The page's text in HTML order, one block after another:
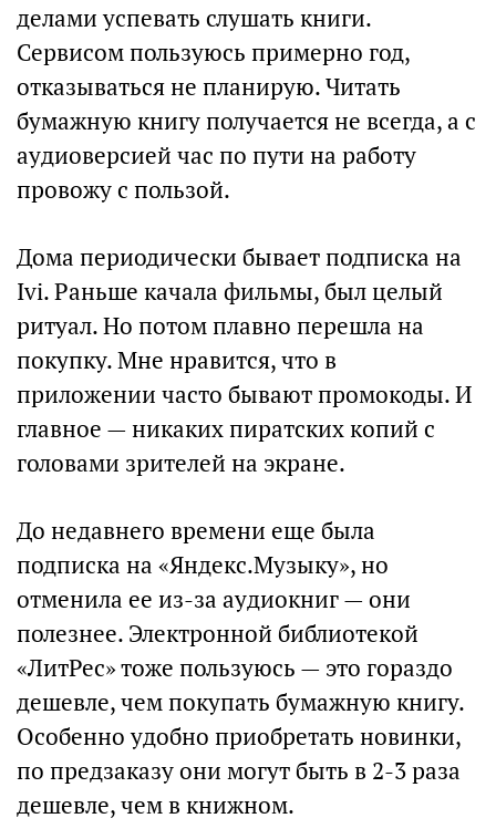
делами успевать слушать книги.
Сервисом пользуюсь примерно год,
отказываться не планирую. Читать
бумажную книгу получается не всегда, а с
аудиоверсией час по пути на работу
провожу с пользой.
Дома периодически бывает подписка на
Ivi. Раньше качала фильмы, был целый
ритуал. Но потом плавно перешла на
покупку. Мне нравится, что в
приложении часто бывают промокоды. И
главное — никаких пиратских копий с
головами зрителей на экране.
До недавнего времени еще была
подписка на «Яндекс.Музыку», но
отменила ее из-за аудиокниг — они
полезнее. Электронной библиотекой
«ЛитРес» тоже пользуюсь — это гораздо
дешевле, чем покупать бумажную книгу.
Особенно удобно приобретать новинки,
по предзаказу они могут быть в 2-3 раза
дешевле, чем в книжном.